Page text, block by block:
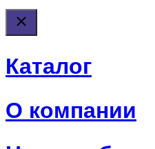
Каталог
О компании